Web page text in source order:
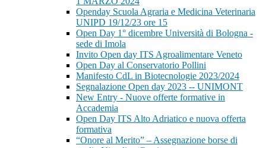
Openday Scuola Agraria e Medicina Veterinaria
UNIPD 19/12/23 ore 15
Open Day 1° dicembre Università di Bologna -
sede di Imola
Invito Open day ITS Agroalimentare Veneto
Open Day al Conservatorio Pollini
Manifesto CdL in Biotecnologie 2023/2024
Segnalazione Open day 2023 -- UNIMONT
New Entry - Nuove offerte formative in
Accademia
Open Day ITS Alto Adriatico e nuova offerta
formativa
“Onore al Merito” – Assegnazione borse di